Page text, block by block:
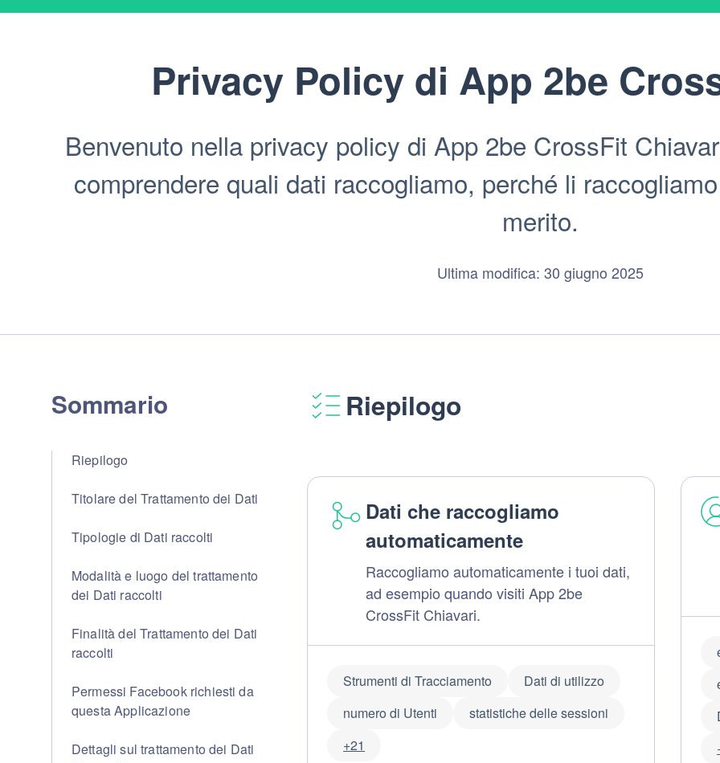
Privacy Policy di App 2be
Benvenuto nella privacy policy di App 2be CrossFit
comprendere quali dati raccogliamo, perché li
merito.
Ultima modifica: 30 giugno 2025
Sommario
Riepilogo
Titolare del Trattamento dei Dati
Tipologie di Dati raccolti
Modalità e luogo del trattamento
dei Dati raccolti
Finalità del Trattamento dei Dati
raccolti
Permessi Facebook richiesti da
questa Applicazione
Dettagli sul trattamento dei Dati
Riepilogo
Dati che raccogliamo
automaticamente
Raccogliamo automaticamente i tuoi dati,
ad esempio quando visiti App 2be
CrossFit Chiavari.
Strumenti di Tracciamento
Dati di utilizzo
numero di Utenti
statistiche delle sessioni
+21